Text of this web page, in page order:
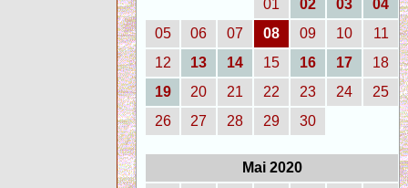
01
02 03
04
05
06 07 08 09 10
11
12
13 14 15 16 17
18
19
20 21 22 23 24
25
26
27 28 29 30
Mai 2020